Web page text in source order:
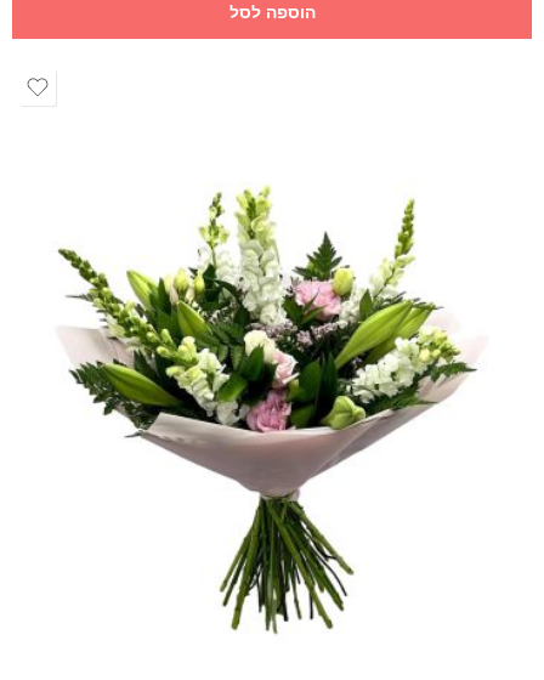
הוספה לסל